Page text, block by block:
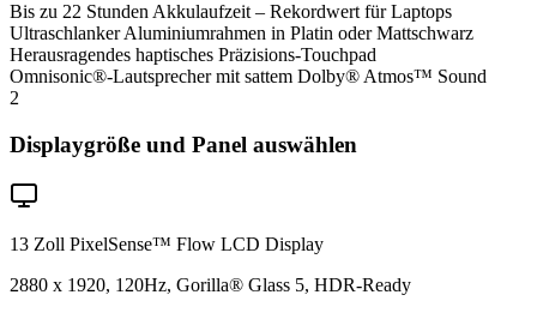
Bis zu 22 Stunden Akkulaufzeit – Rekordwert für Laptops
Ultraschlanker Aluminiumrahmen in Platin oder Mattschwarz
Herausragendes haptisches Präzisions-Touchpad
Omnisonic®-Lautsprecher mit sattem Dolby® Atmos™ Sound
2
Displaygröße und Panel auswählen
13 Zoll PixelSense™ Flow LCD Display
2880 x 1920, 120Hz, Gorilla® Glass 5, HDR-Ready